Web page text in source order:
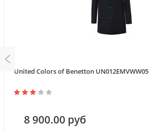
United Colors of Benetton UN012EMVWW05
8 900.00 руб